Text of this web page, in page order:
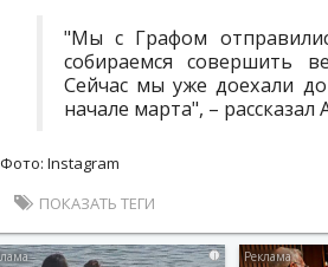
"Мы с Графом
собираемся совершить
Сейчас мы уже доехали
начале марта", – рассказал
Фото: Instagram
ПОКАЗАТЬ ТЕГИ
i